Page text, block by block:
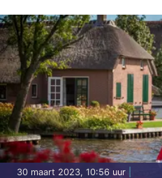
30 maart 2023, 10:56 uur